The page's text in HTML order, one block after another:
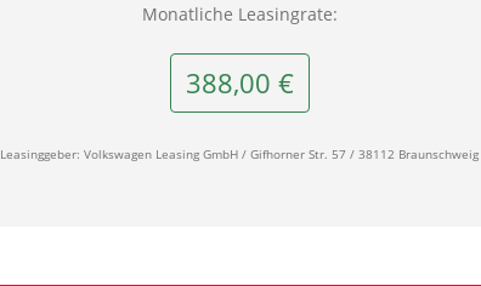
Monatliche Leasingrate:
388,00 €
Leasinggeber: Volkswagen Leasing GmbH / Gifhorner Str. 57 / 38112 Braunschweig